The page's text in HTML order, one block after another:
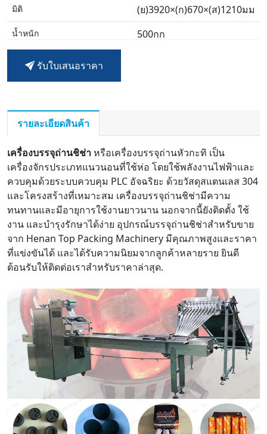
มิติ (ย)3920×(ก)670×(ส)1210มม
น้ำหนัก 500กก
รับใบเสนอราคา
รายละเอียดสินค้า
เครื่องบรรจุถ่านชิช่าหรือเครื่องบรรจุถ่านหัวกะทิ เป็น
เครื่องจักรประเภทแนวนอนที่ใช้ห่อ โดยใช้พลังงานไฟฟ้าและ
ควบคุมด้วยระบบควบคุม PLC อัจฉริยะ ด้วยวัสดุสแตนเลส 304
และโครงสร้างที่เหมาะสม เครื่องบรรจุถ่านชิช่ามีความ
ทนทานและมีอายุการใช้งานยาวนาน นอกจากนี้ยังติดตั้ง ใช้
งาน และบำรุงรักษาได้ง่าย อุปกรณ์บรรจุถ่านชิช่าสำหรับขาย
จาก Henan Top Packing Machinery มีคุณภาพสูงและราคา
ที่แข่งขันได้ และได้รับความนิยมจากลูกค้าหลายราย ยินดี
ต้อนรับให้ติดต่อเราสำหรับราคาล่าสุด.